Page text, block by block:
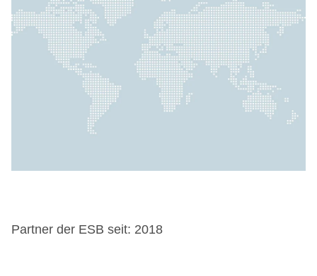
Partner der ESB seit: 2018